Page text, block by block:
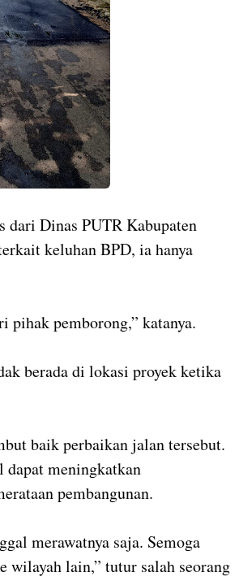
dari Dinas PUTR Kabupaten
keluhan BPD, ia hanya
pihak pemborong,” katanya.
berada di lokasi proyek ketika
baik perbaikan jalan tersebut.
dapat meningkatkan
pembangunan.
merawatnya saja. Semoga
lain,” tutur salah seorang